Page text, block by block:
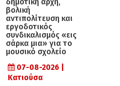
βολική
αντιπολίτευση και
εργοδοτικός
συνδικαλισμός «εις
σάρκα μια» για το
μουσικό σχολείο
07-08-2026 |
Κατιούσα